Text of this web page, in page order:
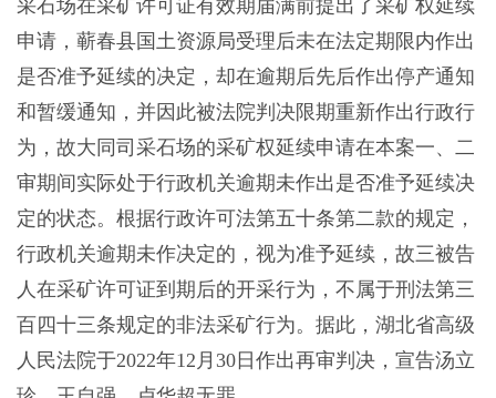
采石场在采矿许可证有效期届满前提出了采矿权延续
申请，蕲春县国土资源局受理后未在法定期限内作出
是否准予延续的决定，却在逾期后先后作出停产通知
和暂缓通知，并因此被法院判决限期重新作出行政行
为，故大同司采石场的采矿权延续申请在本案一、二
审期间实际处于行政机关逾期未作出是否准予延续决
定的状态。根据行政许可法第五十条第二款的规定，
行政机关逾期未作决定的，视为准予延续，故三被告
人在采矿许可证到期后的开采行为，不属于刑法第三
百四十三条规定的非法采矿行为。据此，湖北省高级
人民法院于2022年12月30日作出再审判决，宣告汤立